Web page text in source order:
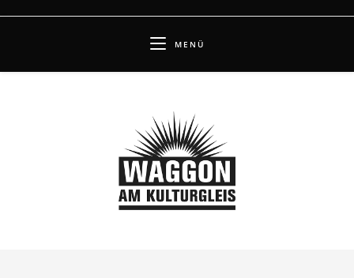
MENÜ